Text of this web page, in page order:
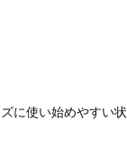
に使い始めやすい